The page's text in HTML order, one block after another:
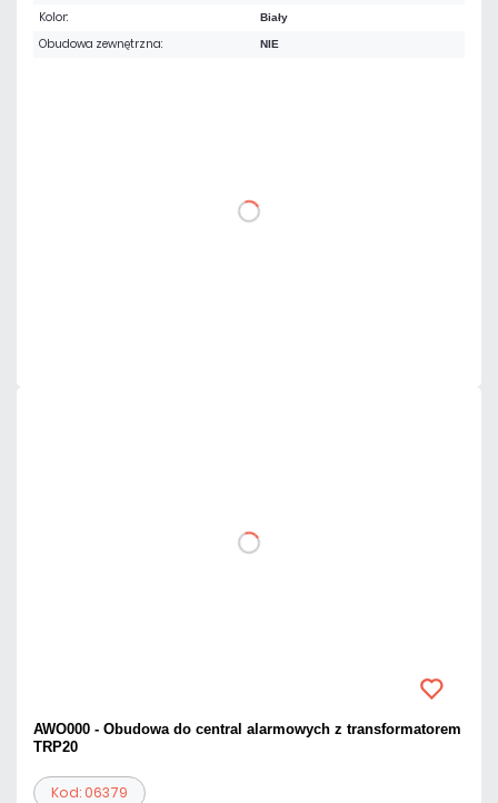
Kolor: Biały
Obudowa zewnętrzna: NIE
DO KOSZYKA
AWO000 - Obudowa do central alarmowych z transformatorem
TRP20
Kod: 06379